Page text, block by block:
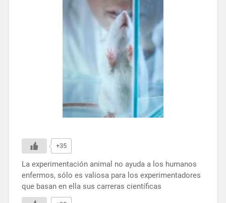
+35
La experimentación animal no ayuda a los humanos
enfermos, sólo es valiosa para los experimentadores
que basan en ella sus carreras científicas